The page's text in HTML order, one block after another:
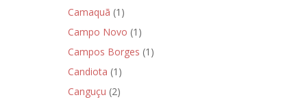
Camaquã (1)
Campo Novo (1)
Campos Borges (1)
Candiota (1)
Canguçu (2)